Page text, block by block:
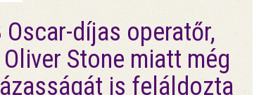
Oscar-díjas operatőr,
Stone miatt még
is feláldozta